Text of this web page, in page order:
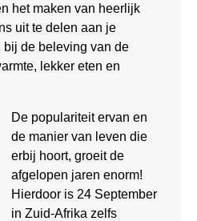
het maken van heerlijk
uit te delen aan je
de beleving van de
lekker eten en
De populariteit ervan en
de manier van leven die
erbij hoort, groeit de
afgelopen jaren enorm!
Hierdoor is 24 September
in Zuid-Afrika zelfs